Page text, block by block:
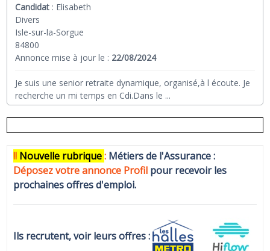
Candidat : Elisabeth
Divers
Isle-sur-la-Sorgue
84800
Annonce mise à jour le : 22/08/2024
Je suis une senior retraite dynamique, organisé,à l écoute. Je
recherche un mi temps en Cdi.Dans le ...
!! Nouvelle rubrique: Métiers de l'Assurance :
Déposez votre annonce Profil pour recevoir les
prochaines offres d'emploi.
Ils recrutent, voir leurs offres :